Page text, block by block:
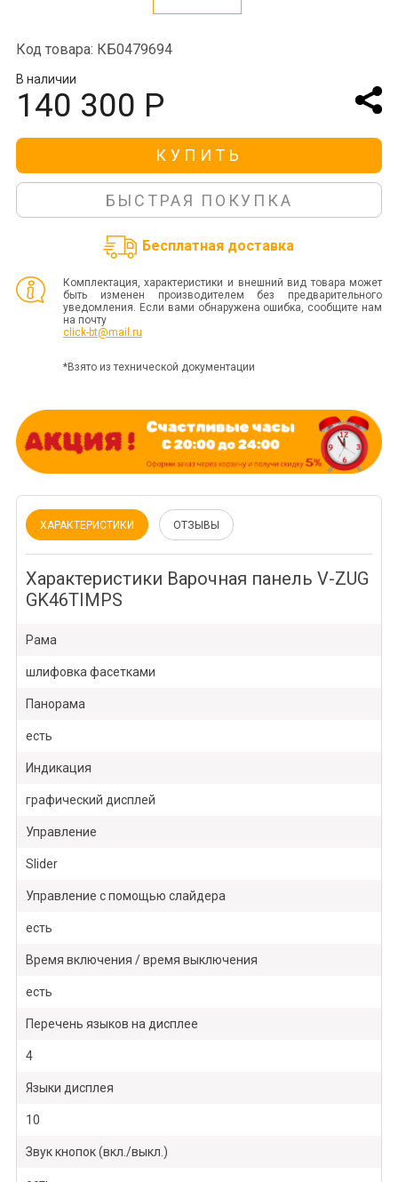
Код товара: КБ0479694
В наличии
140 300 Р
КУПИТЬ
БЫСТРАЯ ПОКУПКА
Бесплатная доставка
Комплектация, характеристики и внешний вид товара может
быть изменен производителем без предварительного
уведомления. Если вами обнаружена ошибка, сообщите нам
на почту
click-bt@mail.ru
*Взято из технической документации
ХАРАКТЕРИСТИКИ ОТЗЫВЫ
Характеристики Варочная панель V-ZUG
GK46TIMPS
Рама
шлифовка фасетками
Панорама
есть
Индикация
графический дисплей
Управление
Slider
Управление с помощью слайдера
есть
Время включения / время выключения
есть
Перечень языков на дисплее
4
Языки дисплея
10
Звук кнопок (вкл./выкл.)